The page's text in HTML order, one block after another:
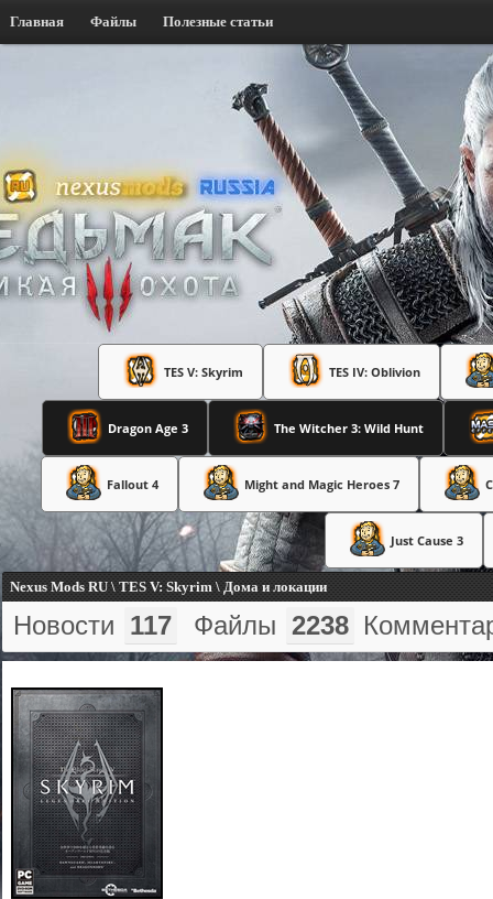
Главная Файлы Полезные статьи
TES V: Skyrim TES IV: Oblivion
Dragon Age 3 The Witcher 3: Wild Hunt
Fallout 4 Might and Magic Heroes 7
Just Cause 3
Nexus Mods RU \ TES V: Skyrim \ Дома и локации
Новости 117 Файлы 2238